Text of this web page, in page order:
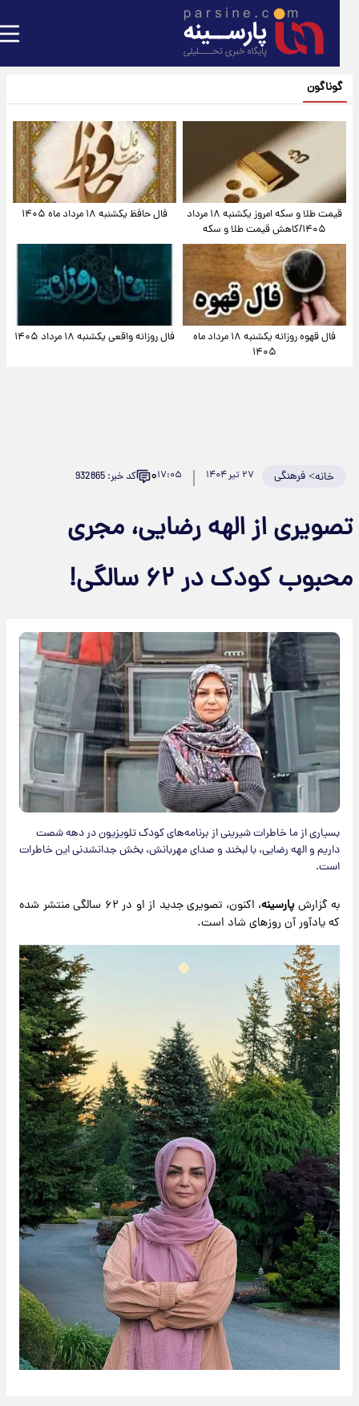
گوناگون
قیمت طلا و سکه امروز یکشنبه ۱۸ مرداد
۱۴۰۵/کاهش قیمت طلا و سکه
فال حافظ یکشنبه ۱۸ مرداد ماه ۱۴۰۵
فال قهوه روزانه یکشنبه ۱۸ مرداد ماه
۱۴۰۵
فال روزانه واقعی یکشنبه ۱۸ مرداد ۱۴۰۵
خانه>فرهنگی ۲۷ تیر ۱۴۰۴ ۱۷:۰۵۰ کد خبر: 932865
از الهه رضایی، مجری
کودک در ۶۲ سالگی!
بسیاری از ما خاطرات شیرینی از برنامه‌های کودک تلویزیون در دهه شصت
داریم و الهه رضایی، با لبخند و صدای مهربانش، بخش جدانشدنی این خاطرات
است.
به گزارشپارسینه
، اکنون، تصویری جدید از او در ۶۲ سالگی منتشر شده
که یادآور آن روزهای شاد است.